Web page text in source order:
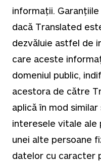
informații.
dacă Translated
dezvăluie astfel de
care aceste
domeniul public,
acestora de către
aplică în mod
interesele vitale ale
unei alte persoane
datelor cu caracter